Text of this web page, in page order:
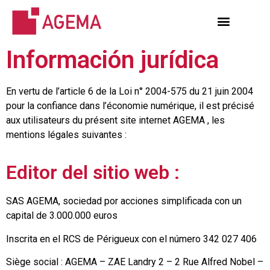
Información jurídica
En vertu de l’article 6 de la Loi n° 2004-575 du 21 juin 2004
pour la confiance dans l’économie numérique, il est précisé
aux utilisateurs du présent site internet AGEMA , les
mentions légales suivantes :
Editor del sitio web :
SAS AGEMA, sociedad por acciones simplificada con un
capital de 3.000.000 euros
Inscrita en el RCS de Périgueux con el número 342 027 406
Siège social : AGEMA – ZAE Landry 2 – 2 Rue Alfred Nobel –